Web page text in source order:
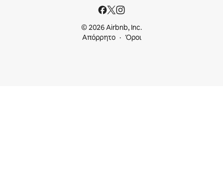
© 2026 Airbnb, Inc.
Απόρρητο
Όροι